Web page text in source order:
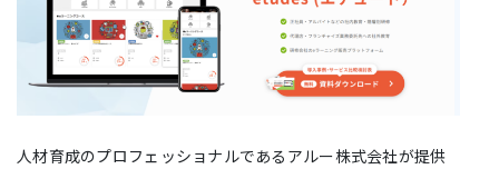
人材育成のプロフェッショナルであるアルー株式会社が提供